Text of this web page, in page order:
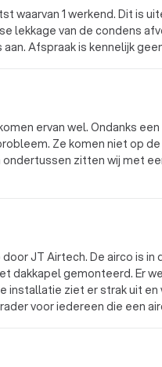
waarvan 1 werkend. Dit is
lekkage van de condens
Afspraak is kennelijk
ervan wel. Ondanks
Ze komen niet op
zitten wij met
JT Airtech. De airco is in
gemonteerd. Er
installatie ziet er strak uit
voor iedereen die een